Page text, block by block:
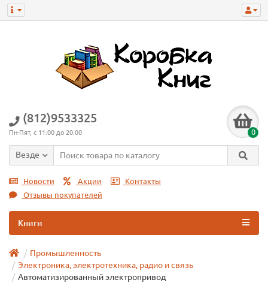
(812)9533325
Пн-Пят, с 11:00 до 20:00 0
Везде
Новости Акции
Контакты
Отзывы покупателей
Книги
Промышленность
Электроника, электротехника, радио и связь
Автоматизированный электропривод